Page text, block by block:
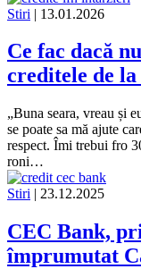
Stiri | 13.01.2026
Ce fac dacă
creditele de
„Buna seara, vreau și
se poate sa mă ajute
respect. Îmi trebui fro
roni…
Stiri | 23.12.2025
CEC Bank,
împrumutat